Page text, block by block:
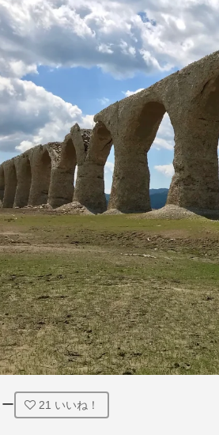
21 いいね！